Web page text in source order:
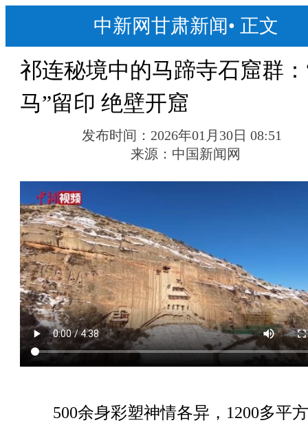
中新网甘肃新闻• 正文
祁连秘境中的马蹄寺石窟群
马”留印 绝壁开窟
发布时间： 2026年01月30日 08:51
来源： 中国新闻网
500余身彩塑神情各异，1200多平